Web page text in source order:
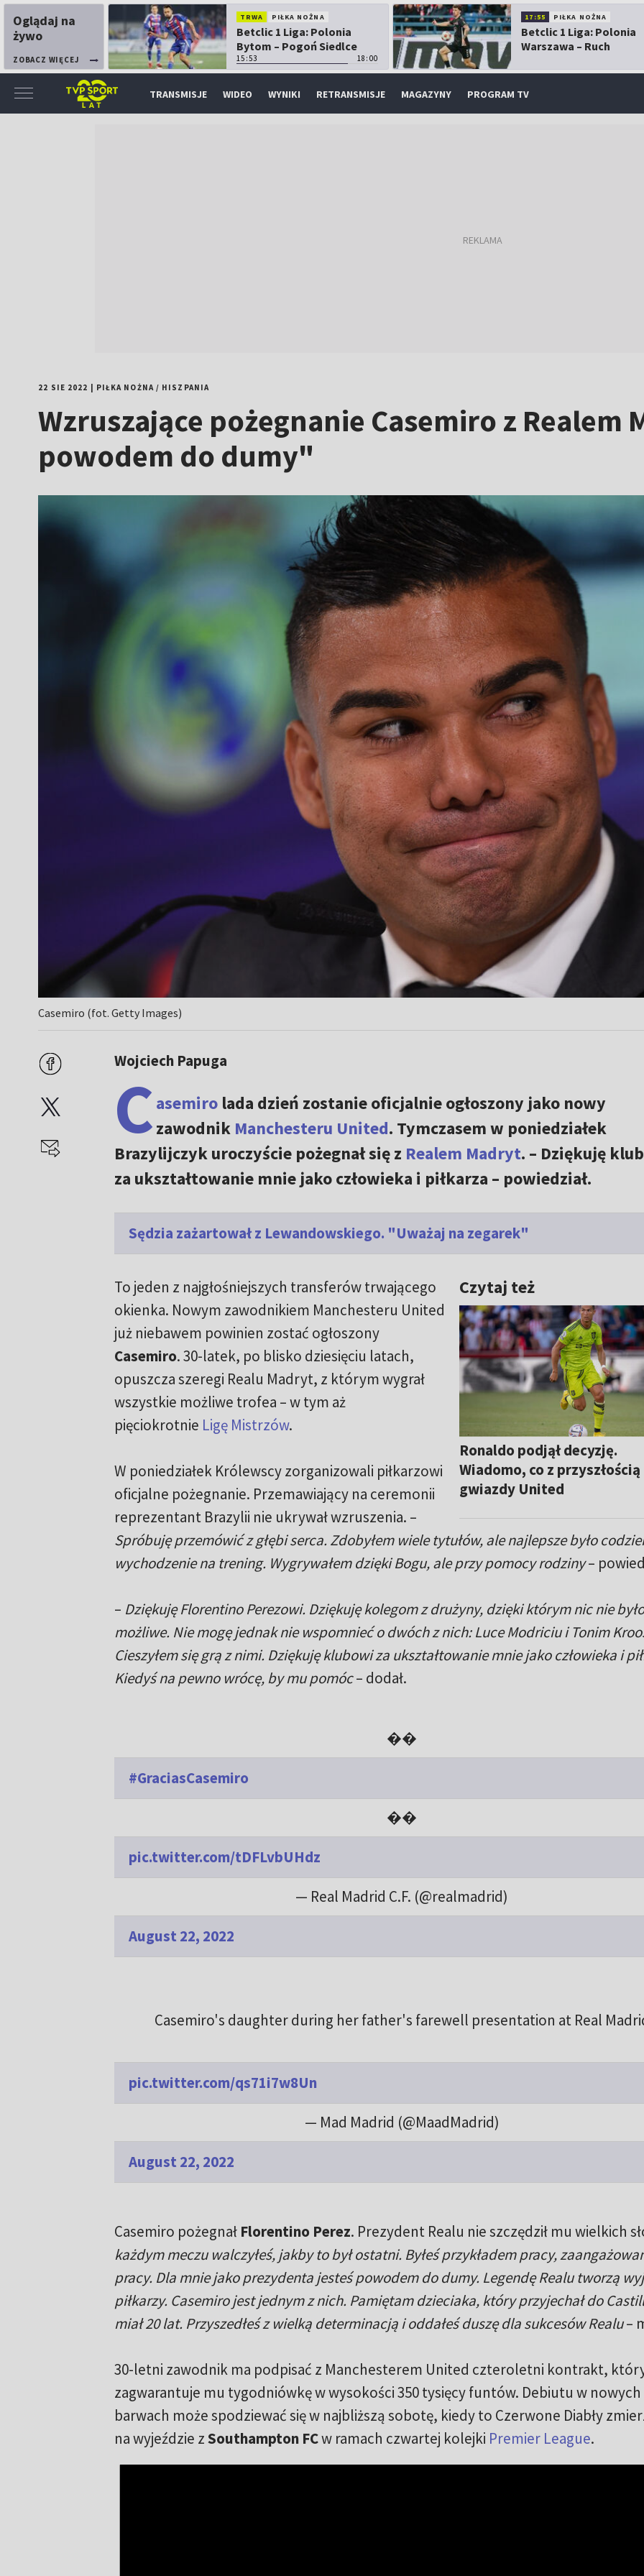
Oglądaj na
żywo
ZOBACZ WIĘCEJ
TRWA PIŁKA NOŻNA
Betclic 1 Liga: Polonia
Bytom – Pogoń Siedlce
15:53 18:00
17:55 PIŁKA NOŻNA
Betclic 1 Liga: Polonia
Warszawa – Ruch
TRANSMISJE WIDEO WYNIKI RETRANSMISJE MAGAZYNY PROGRAM TV
22 SIE 2022 PIŁKA NOŻNA/ HISZPANIA
Wzruszające pożegnanie Casemiro z Realem
powodem do dumy"
Casemiro (fot. Getty Images)
Wojciech Papuga
Casemirolada dzień zostanie oficjalnie ogłoszony jako nowy
zawodnik Manchesteru United. Tymczasem w poniedziałek
Brazylijczyk uroczyście pożegnał się z Realem Madryt. – Dziękuję
za ukształtowanie mnie jako człowieka i piłkarza – powiedział.
Sędzia zażartował z Lewandowskiego. "Uważaj na zegarek"
Czytaj też
Ronaldo podjął decyzję.
Wiadomo, co z przyszłością
gwiazdy United
To jeden z najgłośniejszych transferów trwającego
okienka. Nowym zawodnikiem Manchesteru United
już niebawem powinien zostać ogłoszony
Casemiro. 30-latek, po blisko dziesięciu latach,
opuszcza szeregi Realu Madryt, z którym wygrał
wszystkie możliwe trofea – w tym aż
pięciokrotnie Ligę Mistrzów.
W poniedziałek Królewscy zorganizowali piłkarzowi
oficjalne pożegnanie. Przemawiający na ceremonii
reprezentant Brazylii nie ukrywał wzruszenia. –
Spróbuję przemówić z głębi serca. Zdobyłem wiele tytułów, ale najlepsze było
wychodzenie na trening. Wygrywałem dzięki Bogu, ale przy pomocy rodziny–
– Dziękuję Florentino Perezowi. Dziękuję kolegom z drużyny, dzięki którym nic nie
możliwe. Nie mogę jednak nie wspomnieć o dwóch z nich: Luce Modriciu i Tonim
Cieszyłem się grą z nimi. Dziękuję klubowi za ukształtowanie mnie jako człowieka i
Kiedyś na pewno wrócę, by mu pomóc– dodał.
��
#GraciasCasemiro
��
pic.twitter.com/tDFLvbUHdz
— Real Madrid C.F. (@realmadrid)
August 22, 2022
Casemiro's daughter during her father's farewell presentation at Real
pic.twitter.com/qs71i7w8Un
— Mad Madrid (@MaadMadrid)
August 22, 2022
Casemiro pożegnał Florentino Perez. Prezydent Realu nie szczędził mu wielkich
każdym meczu walczyłeś, jakby to był ostatni. Byłeś przykładem pracy,
pracy. Dla mnie jako prezydenta jesteś powodem do dumy. Legendę Realu tworzą
piłkarzy. Casemiro jest jednym z nich. Pamiętam dzieciaka, który przyjechał do
miał 20 lat. Przyszedłeś z wielką determinacją i oddałeś duszę dla sukcesów Realu–
30-letni zawodnik ma podpisać z Manchesterem United czteroletni kontrakt,
zagwarantuje mu tygodniówkę w wysokości 350 tysięcy funtów. Debiutu w nowych
barwach może spodziewać się w najbliższą sobotę, kiedy to Czerwone Diabły
na wyjeździe zSouthampton FCw ramach czwartej kolejki Premier League.